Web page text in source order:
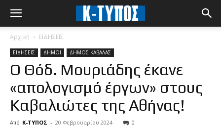
Αρχική ΕΙΔΗΣΕΙΣ
ΕΙΔΗΣΕΙΣ ΔΗΜΟΙ ΔΗΜΟΣ ΚΑΒΑΛΑΣ
Ο Θόδ. Μουριάδης έκανε
«απολογισμό έργων» στους
Καβαλιώτες της Αθήνας!
Από Κ-ΤΥΠΟΣ - 20 Φεβρουαρίου 2024 0